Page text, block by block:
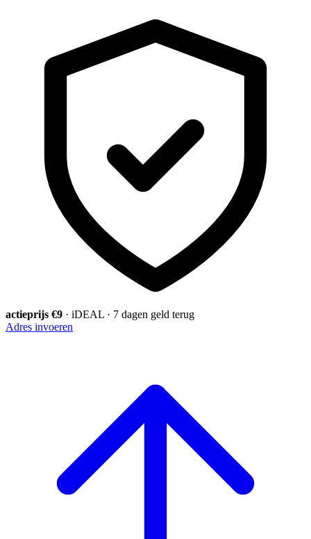
actieprijs €9 · iDEAL · 7 dagen geld terug
Adres invoeren